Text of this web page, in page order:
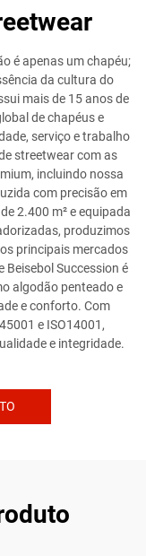
é apenas um chapéu;
da cultura do
mais de 15 anos de
de chapéus e
serviço e trabalho
streetwear com as
incluindo nossa
com precisão em
2.400 m² e equipada
produzimos
principais mercados
Beisebol Succession é
algodão penteado e
e conforto. Com
e ISO14001,
e integridade.